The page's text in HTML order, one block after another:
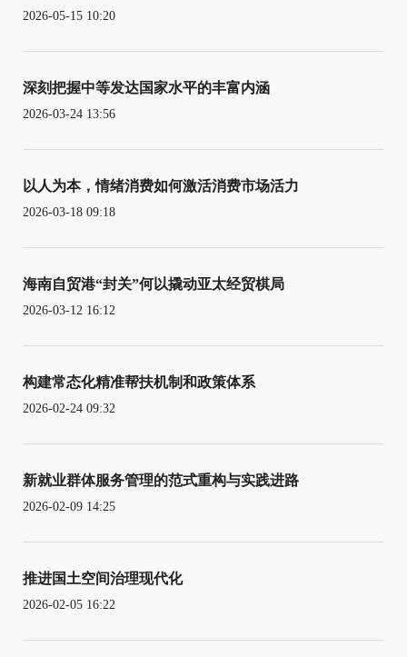
2026-05-15 10:20
深刻把握中等发达国家水平的丰富内涵
2026-03-24 13:56
以人为本，情绪消费如何激活消费市场活力
2026-03-18 09:18
海南自贸港“封关”何以撬动亚太经贸棋局
2026-03-12 16:12
构建常态化精准帮扶机制和政策体系
2026-02-24 09:32
新就业群体服务管理的范式重构与实践进路
2026-02-09 14:25
推进国土空间治理现代化
2026-02-05 16:22